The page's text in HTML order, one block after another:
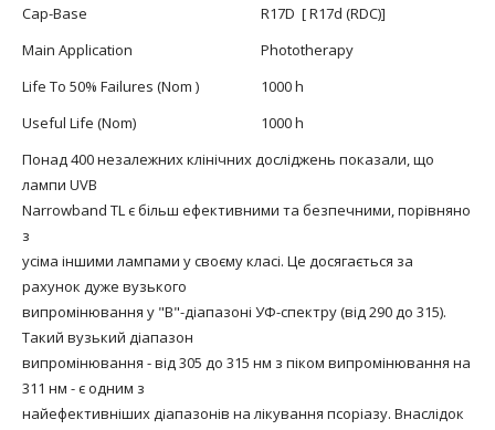
Cap-Base
R17D [ R17d (RDC)]
Main Application
Phototherapy
Life To 50% Failures (Nom )
1000 h
Useful Life (Nom)
1000 h
Понад 400 незалежних клінічних досліджень показали, що
лампи UVB
Narrowband TL є більш ефективними та безпечними, порівняно
з
усіма іншими лампами у своєму класі. Це досягається за
рахунок дуже вузького
випромінювання у "B"-діапазоні УФ-спектру (від 290 до 315).
Такий вузький діапазон
випромінювання - від 305 до 315 нм з піком випромінювання на
311 нм - є одним з
найефективніших діапазонів на лікування псоріазу. Внаслідок